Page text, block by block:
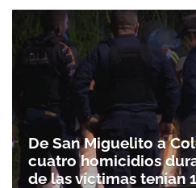
De San Miguelito a
cuatro homicidios
de las víctimas tenían